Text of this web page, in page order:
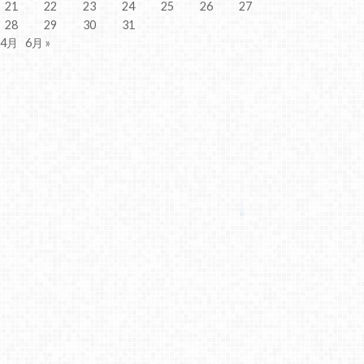
21 22 23 24 25 26
27
28
29 30
31
月
6月 »